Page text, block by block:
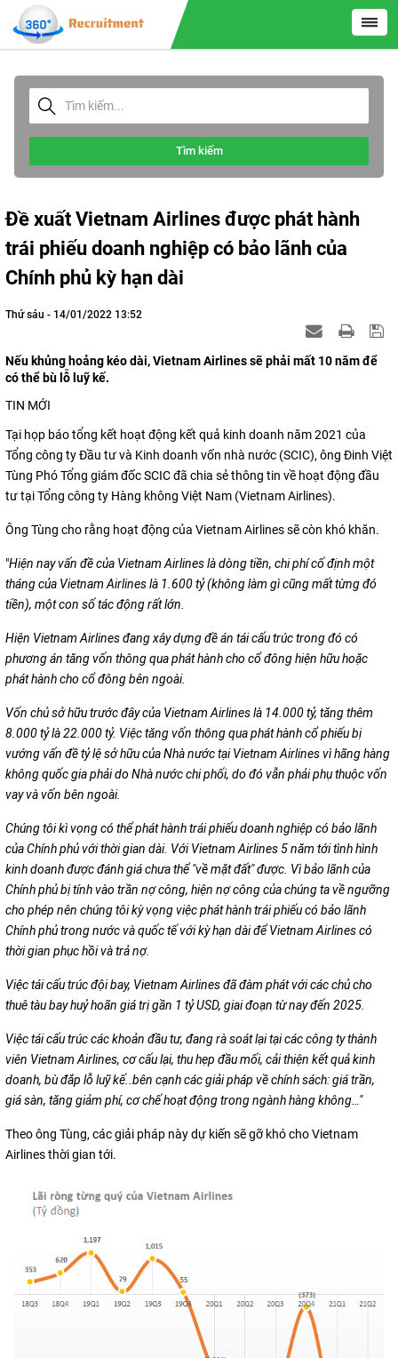
Tìm kiếm
Đề xuất Vietnam Airlines được phát hành
trái phiếu doanh nghiệp có bảo lãnh của
Chính phủ kỳ hạn dài
Thứ sáu - 14/01/2022 13:52
Nếu khủng hoảng kéo dài, Vietnam Airlines sẽ phải mất 10 năm để
có thể bù lỗ luỹ kế.
TIN MỚI
Tại họp báo tổng kết hoạt động kết quả kinh doanh năm 2021 của
Tổng công ty Đầu tư và Kinh doanh vốn nhà nước (SCIC), ông Đinh Việt
Tùng Phó Tổng giám đốc SCIC đã chia sẻ thông tin về hoạt động đầu
tư tại Tổng công ty Hàng không Việt Nam (Vietnam Airlines).
Ông Tùng cho rằng hoạt động của Vietnam Airlines sẽ còn khó khăn.
"Hiện nay vấn đề của Vietnam Airlines là dòng tiền, chi phí cố định một
tháng của Vietnam Airlines là 1.600 tỷ (không làm gì cũng mất từng đó
tiền), một con số tác động rất lớn.
Hiện Vietnam Airlines đang xây dựng đề án tái cấu trúc trong đó có
phương án tăng vốn thông qua phát hành cho cổ đông hiện hữu hoặc
phát hành cho cổ đông bên ngoài.
Vốn chủ sở hữu trước đây của Vietnam Airlines là 14.000 tỷ, tăng thêm
8.000 tỷ là 22.000 tỷ. Việc tăng vốn thông qua phát hành cổ phiếu bị
vướng vấn đề tỷ lệ sở hữu của Nhà nước tại Vietnam Airlines vì hãng hàng
không quốc gia phải do Nhà nước chi phối, do đó vẫn phải phụ thuộc vốn
vay và vốn bên ngoài.
Chúng tôi kì vọng có thể phát hành trái phiếu doanh nghiệp có bảo lãnh
của Chính phủ với thời gian dài. Với Vietnam Airlines 5 năm tới tình hình
kinh doanh được đánh giá chưa thể "về mặt đất" được. Vì bảo lãnh của
Chính phủ bị tính vào trần nợ công, hiện nợ công của chúng ta về ngưỡng
cho phép nên chúng tôi kỳ vọng việc phát hành trái phiếu có bảo lãnh
Chính phủ trong nước và quốc tế với kỳ hạn dài để Vietnam Airlines có
thời gian phục hồi và trả nợ.
Việc tái cấu trúc đội bay, Vietnam Airlines đã đàm phát với các chủ cho
thuê tàu bay huỷ hoãn giá trị gần 1 tỷ USD, giai đoạn từ nay đến 2025.
Việc tái cấu trúc các khoản đầu tư, đang rà soát lại tại các công ty thành
viên Vietnam Airlines, cơ cấu lại, thu hẹp đầu mối, cải thiện kết quả kinh
doanh, bù đắp lỗ luỹ kế..bên cạnh các giải pháp về chính sách: giá trần,
giá sàn, tăng giảm phí, cơ chế hoạt động trong ngành hàng không…"
Theo ông Tùng, các giải pháp này dự kiến sẽ gỡ khó cho Vietnam
Airlines thời gian tới.